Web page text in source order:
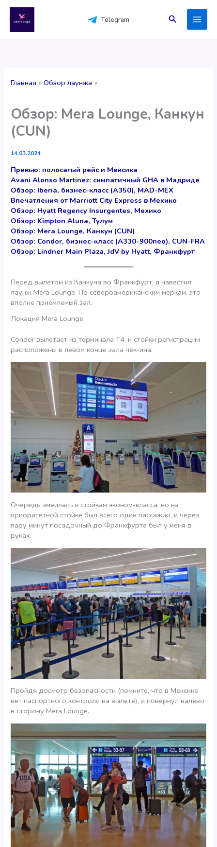
содержимому
Telegram Поиск
Главная Обзор лаунжа
Обзор: Mera Lounge, Канкун
(CUN)
14.03.2024
Превью: полосатый рейс и Мексика
Avani Alonso Martinez: симпатичный GHA в Мадриде
Обзор: Iberia, бизнес-класс (A350), MAD-MEX
Впечатления от Marriott City Express в Мехико
Обзор: Hyatt Regency Insurgentes, Мехико
Обзор: Kimpton Aluna, Тулум
Обзор: Mera Lounge, Канкун (CUN)
Обзор: Condor, бизнес-класс (A330-900neo), CUN-FRA
Обзор: Lindner Main Plaza, JdV by Hyatt, Франкфурт
Перед вылетом из Канкуна во Франкфурт, я навестил
лаунж Mera Lounge. По североамериканским меркам, это
вполне приемлемый зал.
Локация Mera Lounge
Condor вылетает из терминала Т4, и стойки регистрации
расположены в левом конце зала чек-ина.
Очередь змеилась к стойкам эконом-класса, но на
приоритетной стойке был всего один пассажир, и через
пару минут посадочный до Франкфурта был у меня в
руках.
Пройдя досмотр безопасности (помните, что в Мексике
нет паспортного контроля на вылете), я повернул налево
в сторону Mera Lounge.